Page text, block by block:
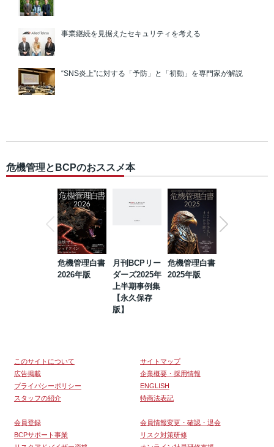
事業継続を見据えたセキュリティを考える
“SNS炎上”に対する「予防」と「初動」を専門家が解説
危機管理とBCPのおススメ本
危機管理白書
2026年版
月刊BCPリー
ダーズ2025年
上半期事例集
【永久保存
版】
危機管理白書
2025年版
このサイトについて
サイトマップ
広告掲載
企業概要・採用情報
プライバシーポリシー
ENGLISH
スタッフの紹介
特商法表記
会員登録
会員情報変更・確認・退会
BCPサポート事業
リスク対策研修